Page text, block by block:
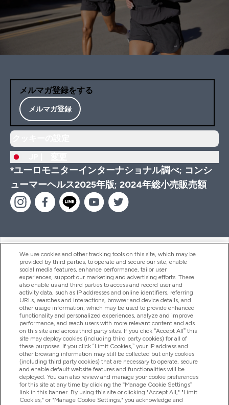
メルマガ登録をする
メルマガ登録
*ユーロモニターインターナショナル調べ; コンシ
ューマーヘルス2025年版; 2024年総小売販売額
ヘルプ＆ガイド
商品について
会社概要
特典＆ポイント
2026 The Hut.com Ltd
We use cookies and other tracking tools on this site, which may be
provided by third parties, to operate and secure our site, enable
social media features, enhance performance, tailor user
experiences, support our marketing and advertising efforts. These
also enable us and third parties to access and record user and
activity data, such as IP addresses and online identifiers, referring
URLs, searches and interactions, browser and device details, and
other usage information, which may be used to provide enhanced
functionality and personalized experiences, analyze and improve
performance, and reach users with more relevant content and ads
on this site and across third party sites. If you click “Accept All” this
site may deploy cookies (including third party cookies) for all of
these purposes. If you click “Limit Cookies,” your IP address and
other browsing information may still be collected but only cookies
(including third party cookies) that are necessary to operate, secure
and enable default website features and functionalities will be
deployed. You can also review and manage your cookie preferences
for this site at any time by clicking the “Manage Cookie Settings”
link in this banner. By using this site or clicking "Accept All," "Limit
Cookies," or "Manage Cookie Settings," you acknowledge and